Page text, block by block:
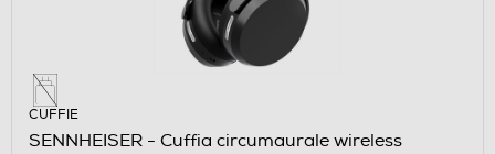
CUFFIE
SENNHEISER - Cuffia circumaurale wireless